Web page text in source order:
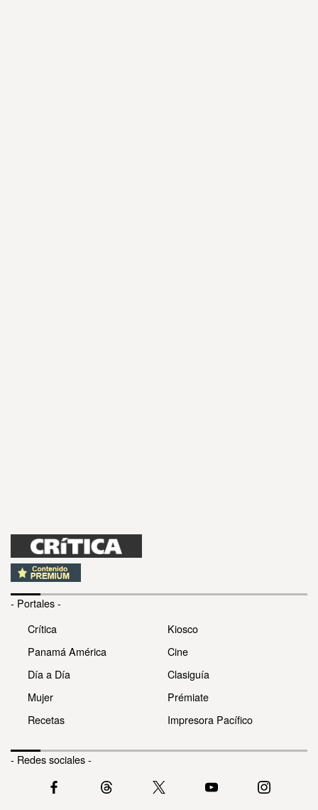
- Portales -
Crítica
Panamá América
Día a Día
Mujer
Recetas
Kiosco
Cine
Clasiguía
Prémiate
Impresora Pacífico
- Redes sociales -